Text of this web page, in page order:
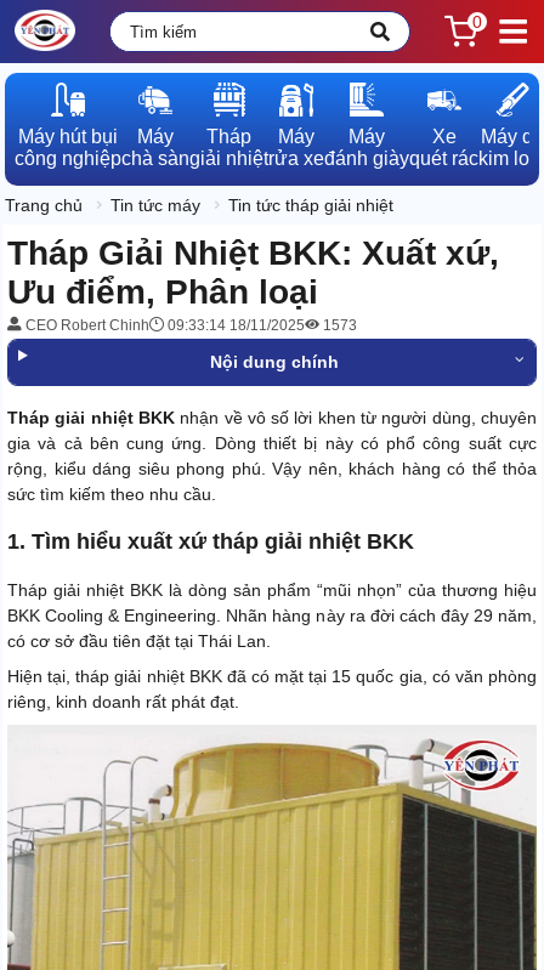
0
Máy hút bụi
công nghiệp
Máy
chà sàn
Tháp
giải nhiệt
Máy
rửa xe
Máy
đánh giày
Xe
quét rác
Máy dò
kim loại
Trang chủ Tin tức máy Tin tức tháp giải nhiệt
Tháp Giải Nhiệt BKK: Xuất xứ,
Ưu điểm, Phân loại
CEO Robert Chinh 09:33:14 18/11/2025 1573
Nội dung chính
Tháp giải nhiệt BKKnhận về vô số lời khen từ người dùng, chuyên
gia và cả bên cung ứng. Dòng thiết bị này có phổ công suất cực
rộng, kiểu dáng siêu phong phú. Vậy nên, khách hàng có thể thỏa
sức tìm kiếm theo nhu cầu.
1. Tìm hiểu xuất xứ tháp giải nhiệt BKK
Tháp giải nhiệt BKK là dòng sản phẩm “mũi nhọn” của thương hiệu
BKK Cooling & Engineering. Nhãn hàng này ra đời cách đây 29 năm,
có cơ sở đầu tiên đặt tại Thái Lan.
Hiện tại, tháp giải nhiệt BKK đã có mặt tại 15 quốc gia, có văn phòng
riêng, kinh doanh rất phát đạt.